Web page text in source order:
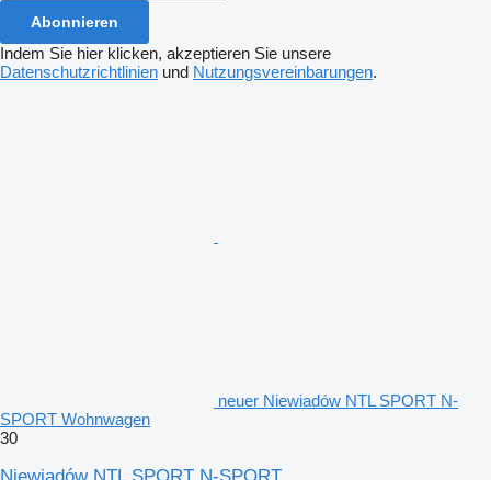
Abonnieren
Indem Sie hier klicken, akzeptieren Sie unsere
Datenschutzrichtlinien und Nutzungsvereinbarungen.
neuer Niewiadów NTL SPORT N-
SPORT Wohnwagen
30